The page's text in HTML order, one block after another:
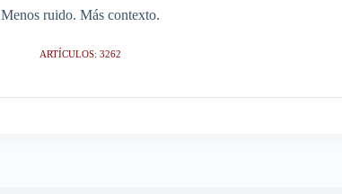
Menos ruido. Más contexto.
ARTÍCULOS: 3262